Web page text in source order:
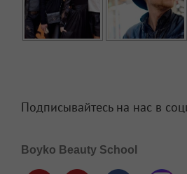
Подписывайтесь на нас в
Boyko Beauty School